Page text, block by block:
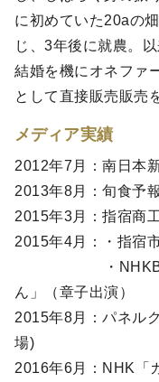
に初めていた20aの
じ、3年後に就農。
結婚を機にオネファ
として直接販売販売
メディア実績
2012年7月：南日本
2013年8月：旬食予
2015年3月：指宿商
2015年4月：・指宿
・NHKBSプレ
ん」（章子出演）
2015年8月：パネル
場)
2016年6月：NHK「